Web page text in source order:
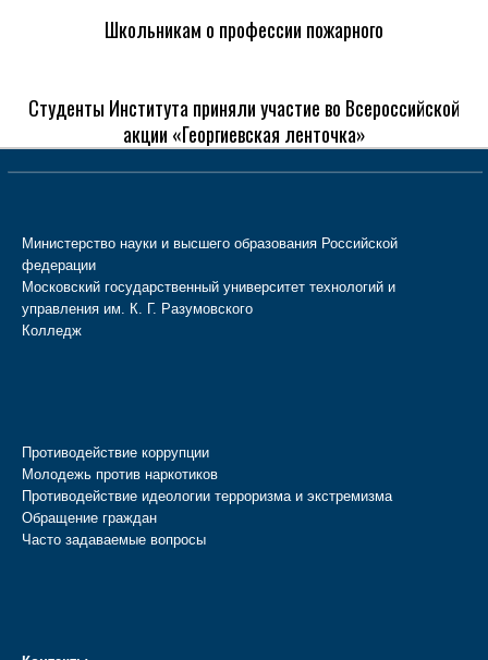
Школьникам о профессии пожарного
Студенты Института приняли участие во Всероссийской
акции «Георгиевская ленточка»
Министерство науки и высшего образования Российской
федерации
Московский государственный университет технологий и
управления им. К. Г. Разумовского
Колледж
Противодействие коррупции
Молодежь против наркотиков
Противодействие идеологии терроризма и экстремизма
Обращение граждан
Часто задаваемые вопросы